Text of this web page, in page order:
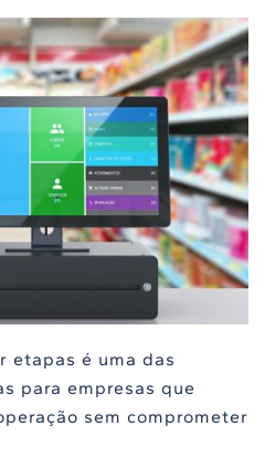
etapas é uma das
para empresas que
sem comprometer